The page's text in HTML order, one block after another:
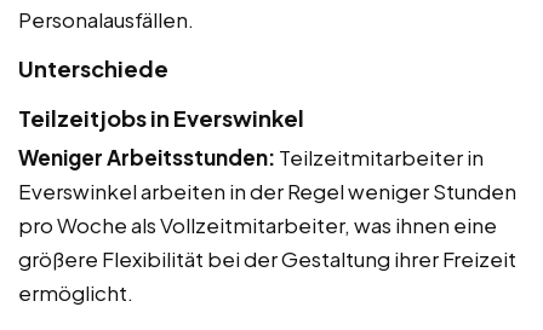
Personalausfällen.
Unterschiede
Teilzeitjobs in Everswinkel
Weniger Arbeitsstunden: Teilzeitmitarbeiter in
Everswinkel arbeiten in der Regel weniger Stunden
pro Woche als Vollzeitmitarbeiter, was ihnen eine
größere Flexibilität bei der Gestaltung ihrer Freizeit
ermöglicht.